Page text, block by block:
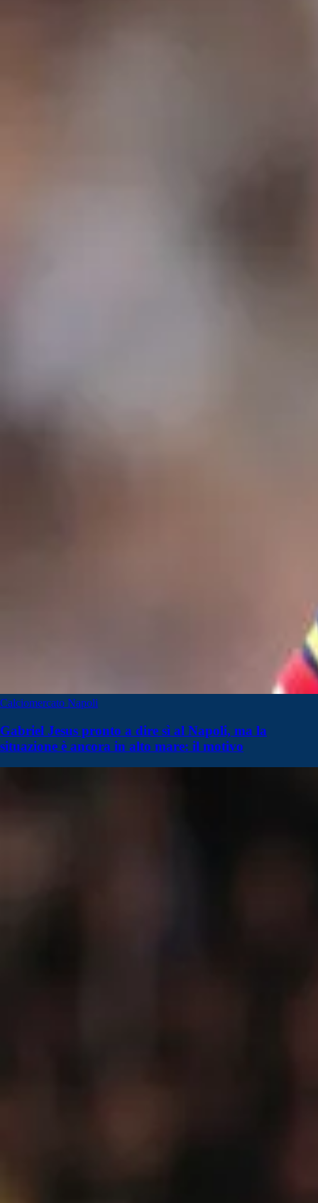
Calciomercato Napoli
Gabriel Jesus pronto a dire sì al Napoli, ma la
situazione è ancora in alto mare: il motivo